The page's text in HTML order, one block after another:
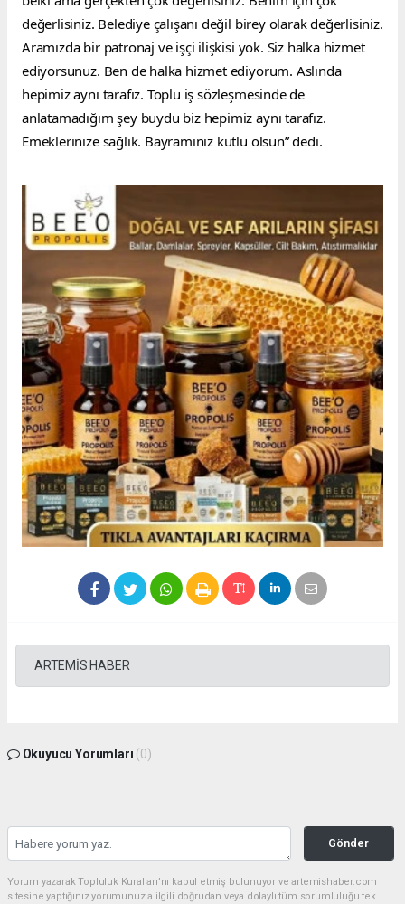
değerlisiniz. Belediye çalışanı değil birey olarak değerlisiniz.
Aramızda bir patronaj ve işçi ilişkisi yok. Siz halka hizmet
ediyorsunuz. Ben de halka hizmet ediyorum. Aslında
hepimiz aynı tarafız. Toplu iş sözleşmesinde de
anlatamadığım şey buydu biz hepimiz aynı tarafız.
Emeklerinize sağlık. Bayramınız kutlu olsun” dedi.
ARTEMİS HABER
Okuyucu Yorumları (0)
Gönder
Yorum yazarak Topluluk Kuralları’nı kabul etmiş bulunuyor ve artemishaber.com
sitesine yaptığınız yorumunuzla ilgili doğrudan veya dolaylı tüm sorumluluğu tek